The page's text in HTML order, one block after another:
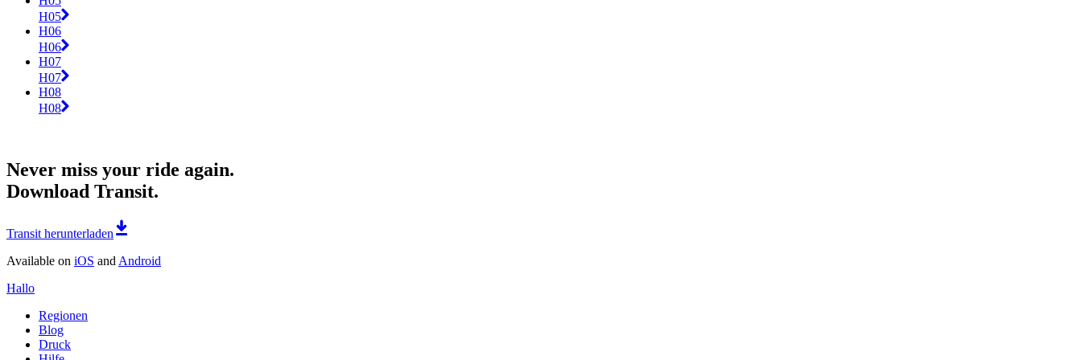
H05
H06
H06
H07
H07
H08
H08
Never miss your ride again.
Download Transit.
Transit herunterladen
Available on iOS and Android
Hallo
Regionen
Blog
Druck